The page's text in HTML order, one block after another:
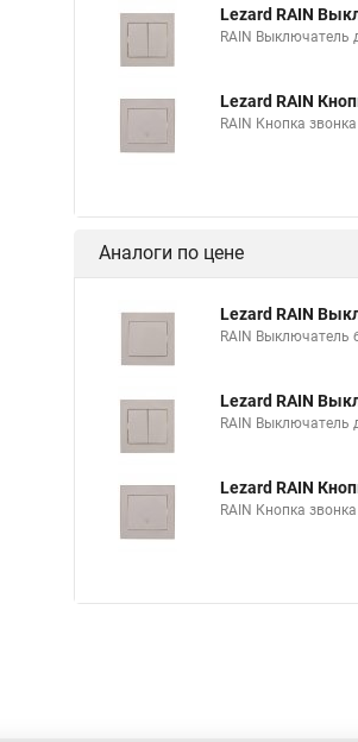
Lezard RAIN
RAIN
Lezard RAIN
RAIN Кнопка
Аналоги по цене
Lezard RAIN
RAIN
Lezard RAIN
RAIN
Lezard RAIN
RAIN Кнопка